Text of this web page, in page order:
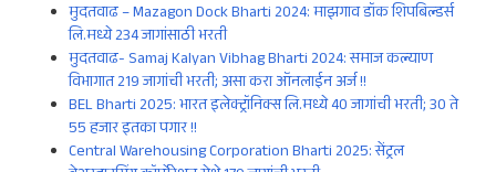
मुदतवाढ – Mazagon Dock Bharti 2024: माझगाव डॉक शिपबिल्डर्स
लि.मध्ये 234 जागांसाठी भरती
मुदतवाढ- Samaj Kalyan Vibhag Bharti 2024: समाज कल्याण
विभागात 219 जागांची भरती; असा करा ऑनलाईन अर्ज !!
BEL Bharti 2025: भारत इलेक्ट्रॉनिक्स लि.मध्ये 40 जागांची भरती; 30 ते
55 हजार इतका पगार !!
Central Warehousing Corporation Bharti 2025: सेंट्रल